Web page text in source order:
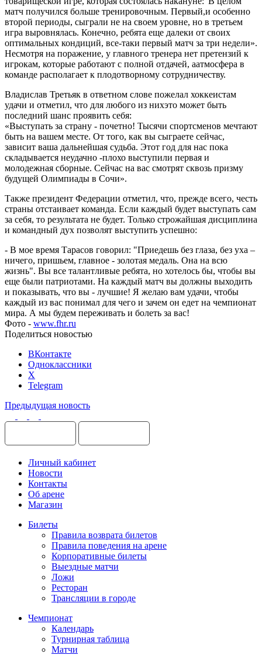
матч получился больше тренировочным. Первый,и особенно
второй периоды, сыграли не на своем уровне, но в третьем
игра выровнялась. Конечно, ребята еще далеки от своих
оптимальных кондиций, все-таки первый матч за три недели».
Несмотря на поражение, у главного тренера нет претензий к
игрокам, которые работают с полной отдачей, аатмосфера в
команде располагает к плодотворному сотрудничеству.
Владислав Третьяк в ответном слове пожелал хоккеистам
удачи и отметил, что для любого из нихэто может быть
последний шанс проявить себя:
«Выступать за страну - почетно! Тысячи спортсменов мечтают
быть на вашем месте. От того, как вы сыграете сейчас,
зависит ваша дальнейшая судьба. Этот год для нас пока
складывается неудачно -плохо выступили первая и
молодежная сборные. Сейчас на вас смотрят сквозь призму
будущей Олимпиады в Сочи».
Также президент Федерации отметил, что, прежде всего, честь
страны отстаивает команда. Если каждый будет выступать сам
за себя, то результата не будет. Только строжайшая дисциплина
и командный дух позволят выступить успешно:
- В мое время Тарасов говорил: "Приедешь без глаза, без уха –
ничего, пришьем, главное - золотая медаль. Она на всю
жизнь". Вы все талантливые ребята, но хотелось бы, чтобы вы
еще были патриотами. На каждый матч вы должны выходить
и показывать, что вы - лучшие! Я желаю вам удачи, чтобы
каждый из вас понимал для чего и зачем он едет на чемпионат
мира. А мы будем переживать и болеть за вас!
Фото - www.fhr.ru
Поделиться новостью
ВКонтакте
Одноклассники
X
Telegram
Предыдущая новость
Личный кабинет
Новости
Контакты
Об арене
Магазин
Билеты
Правила возврата билетов
Правила поведения на арене
Корпоративные билеты
Выездные матчи
Ложи
Ресторан
Трансляции в городе
Чемпионат
Календарь
Турнирная таблица
Матчи